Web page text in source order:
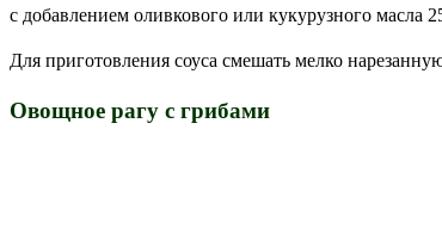
с добавлением оливкового или кукурузного масла
Для приготовления соуса смешать мелко
Овощное рагу с грибами